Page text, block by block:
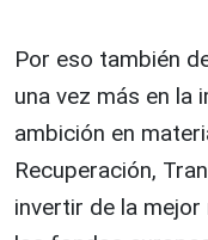
Por eso también
una vez más en la
ambición en
Recuperación,
invertir de la